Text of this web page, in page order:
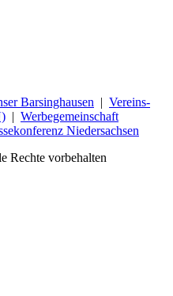
Barsinghausen | Vereins-
| Werbegemeinschaft
Niedersachsen
Rechte vorbehalten